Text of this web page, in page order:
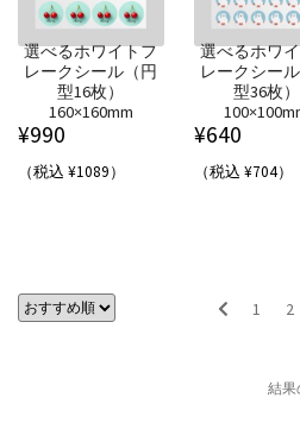
選べるホワイトフ
レークシール（円
型16枚）
160×160mm
¥990
（税込 ¥1089）
選べるホワ
レークシー
型36枚）
¥640
（税込 ¥704）
結果
1 2